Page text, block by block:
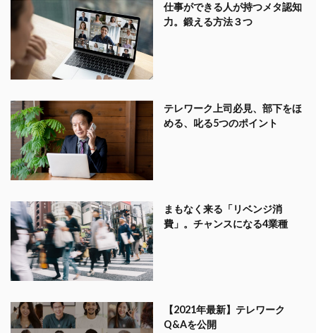
仕事ができる人が持つメタ認知
力。鍛える方法３つ
テレワーク上司必見、部下をほ
める、叱る5つのポイント
まもなく来る「リベンジ消
費」。チャンスになる4業種
【2021年最新】テレワーク
Q&Aを公開